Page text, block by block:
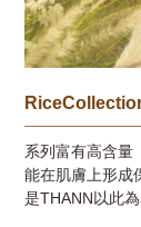
R
系列富有高含量
能在肌膚上形成
是THANN以此